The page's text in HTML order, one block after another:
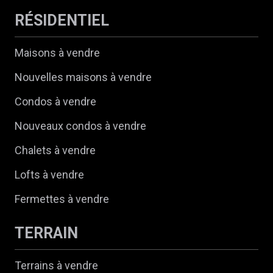
RÉSIDENTIEL
Maisons à vendre
Nouvelles maisons à vendre
Condos à vendre
Nouveaux condos à vendre
Chalets à vendre
Lofts à vendre
Fermettes à vendre
TERRAIN
Terrains à vendre